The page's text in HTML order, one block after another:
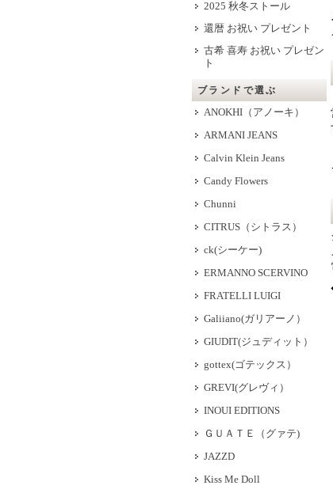
2025 秋冬ストール
還暦 お祝い プレゼント
古希 喜寿 お祝い プレゼン
ト
ブランドで選ぶ
ANOKHI（アノーキ）
ARMANI JEANS
Calvin Klein Jeans
Candy Flowers
Chunni
CITRUS（シトラス）
ck(シーケー)
ERMANNO SCERVINO
FRATELLI LUIGI
Galiiano(ガリアーノ）
GIUDIT(ジュディット）
gottex(ゴテックス）
GREVI(グレヴィ）
INOUI EDITIONS
ＧＵＡＴＥ（グァテ)
JAZZD
Kiss Me Doll